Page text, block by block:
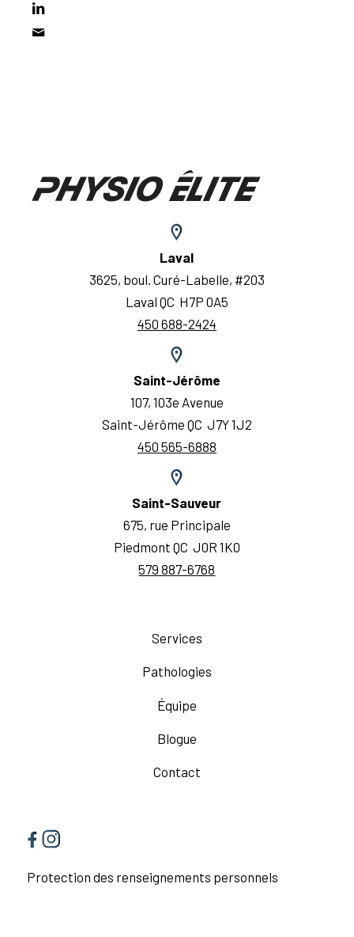
Laval
3625, boul. Curé-Labelle, #203
Laval QC H7P 0A5
450 688-2424
Saint-Jérôme
107, 103e Avenue
Saint-Jérôme QC J7Y 1J2
450 565-6888
Saint-Sauveur
675, rue Principale
Piedmont QC J0R 1K0
579 887-6768
Services
Pathologies
Équipe
Blogue
Contact
Protection des renseignements personnels